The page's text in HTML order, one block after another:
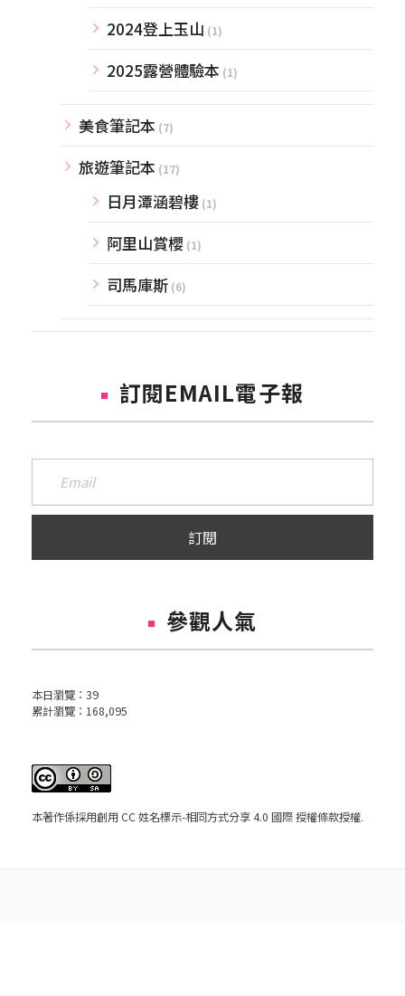
2024登上玉山 (1)
2025露營體驗本 (1)
美食筆記本 (7)
旅遊筆記本 (17)
日月潭涵碧樓 (1)
阿里山賞櫻 (1)
司馬庫斯 (6)
訂閱EMAIL電子報
參觀人氣
本日瀏覽： 39
累計瀏覽： 168,095
本著作係採用創用 CC 姓名標示-相同方式分享 4.0 國際 授權條款授權.